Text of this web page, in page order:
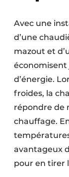
Avec une
d’une
mazout et
économisent
d’énergie.
froides, la
répondre de
chauffage.
avantageux
pour en tirer